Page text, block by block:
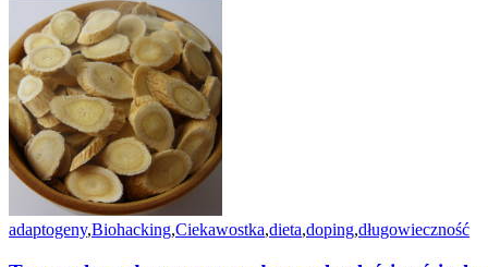
adaptogeny,Biohacking,Ciekawostka,dieta,doping,długowieczność